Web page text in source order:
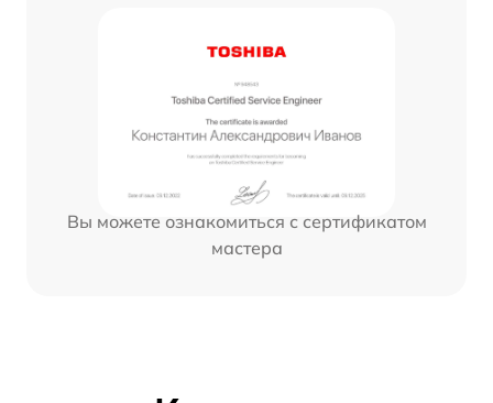
Вы можете ознакомиться с сертификатом
мастера